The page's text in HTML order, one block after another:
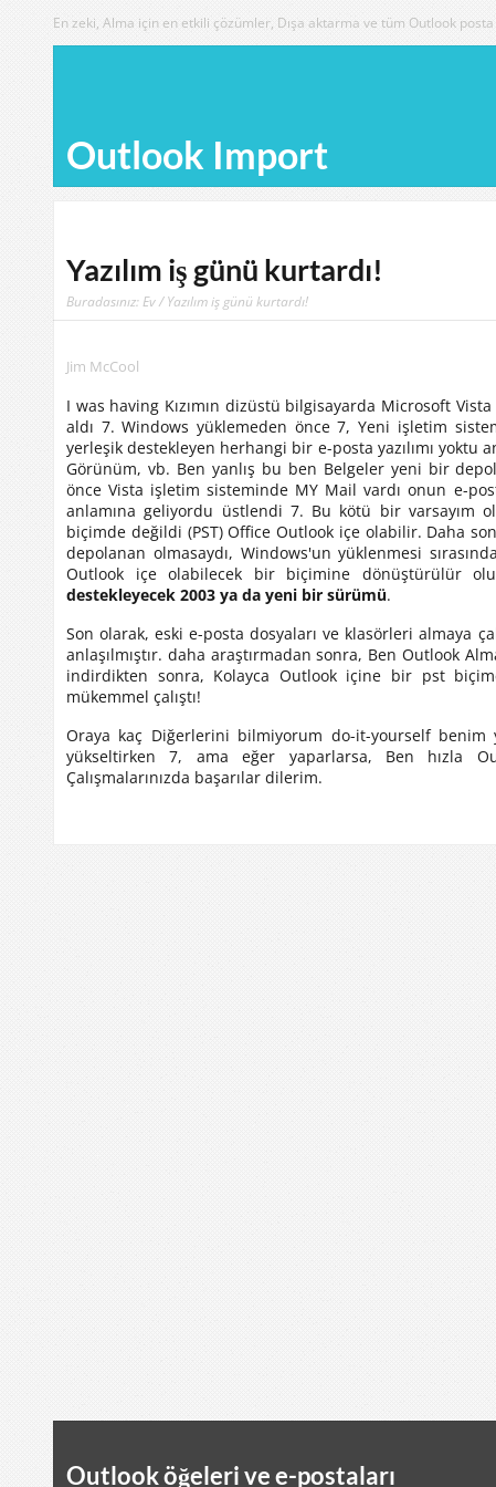
En zeki, Alma için en etkili çözümler, Dışa aktarma ve tüm Outlook
Outlook Import
Yazılım iş günü kurtardı!
Buradasınız: Ev/ Yazılım iş günü kurtardı!
Jim McCool
I was having Kızımın dizüstü bilgisayarda Microsoft
aldı 7. Windows yüklemeden önce 7, Yeni işletim
yerleşik destekleyen herhangi bir e-posta yazılımı yoktu
Görünüm, vb. Ben yanlış bu ben Belgeler yeni bir
önce Vista işletim sisteminde MY Mail vardı onun e-
anlamına geliyordu üstlendi 7. Bu kötü bir varsayım
biçimde değildi (PST) Office Outlook içe olabilir. Daha
depolanan olmasaydı, Windows'un yüklenmesi
Outlook içe olabilecek bir biçimine dönüştürülür
destekleyecek 2003 ya da yeni bir sürümü.
Son olarak, eski e-posta dosyaları ve klasörleri almaya
anlaşılmıştır. daha araştırmadan sonra, Ben Outlook
indirdikten sonra, Kolayca Outlook içine bir pst
mükemmel çalıştı!
Oraya kaç Diğerlerini bilmiyorum do-it-yourself benim
yükseltirken 7, ama eğer yaparlarsa, Ben hızla
Çalışmalarınızda başarılar dilerim.
Outlook öğeleri ve e-postaları